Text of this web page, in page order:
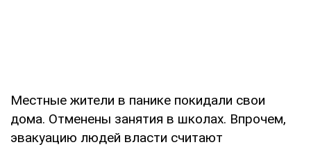
Местные жители в панике покидали свои
дома. Отменены занятия в школах. Впрочем,
эвакуацию людей власти считают